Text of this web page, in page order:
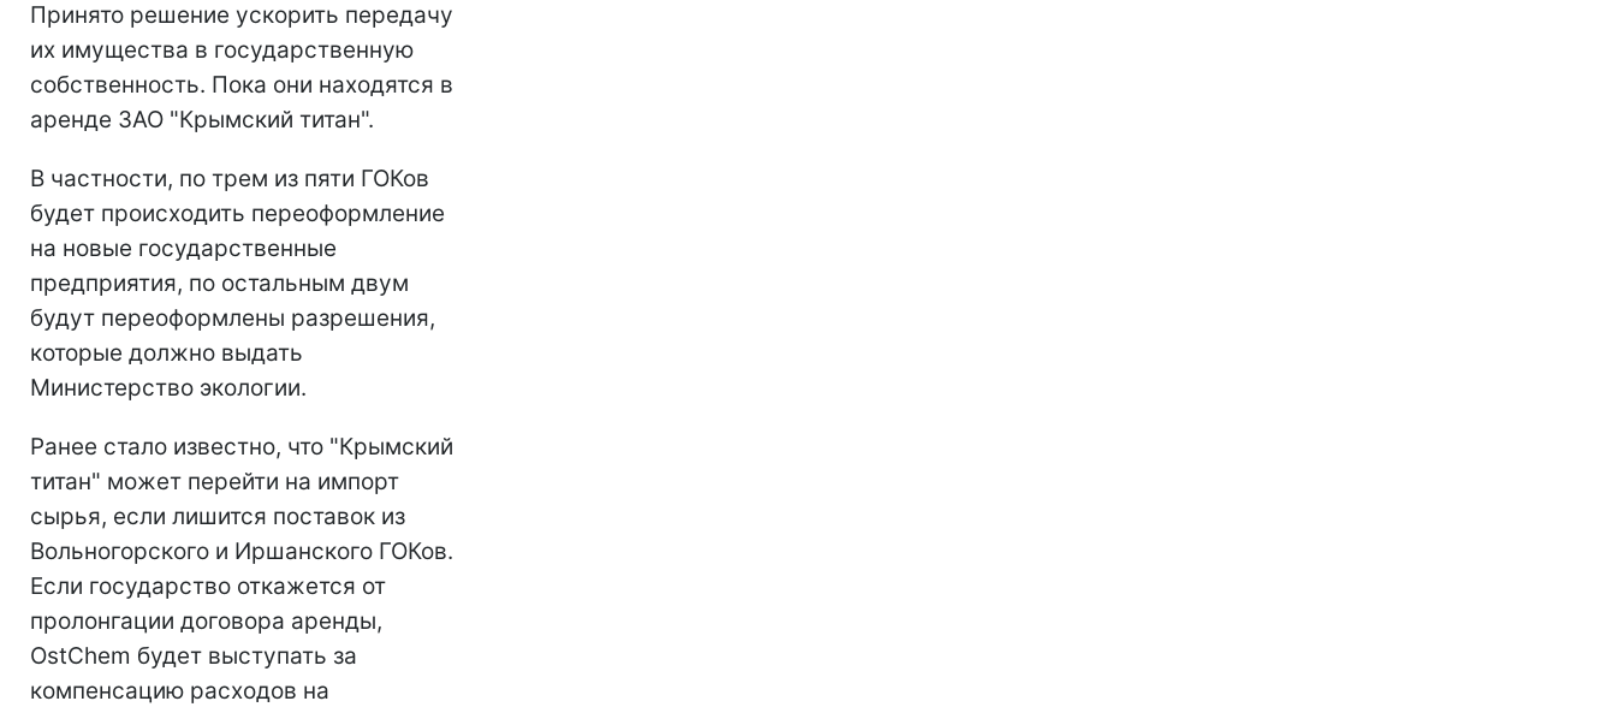
Принято решение ускорить передачу
их имущества в государственную
собственность. Пока они находятся в
аренде ЗАО "Крымский титан".
В частности, по трем из пяти ГОКов
будет происходить переоформление
на новые государственные
предприятия, по остальным двум
будут переоформлены разрешения,
которые должно выдать
Министерство экологии.
Ранее стало известно, что "Крымский
титан" может перейти на импорт
сырья, если лишится поставок из
Вольногорского и Иршанского ГОКов.
Если государство откажется от
пролонгации договора аренды,
OstChem будет выступать за
компенсацию расходов на